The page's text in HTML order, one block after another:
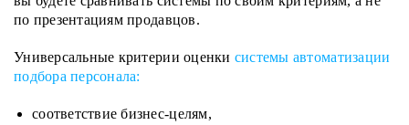
по презентациям продавцов.
Универсальные критерии оценки системы автоматизации
подбора персонала:
соответствие бизнес-целям,